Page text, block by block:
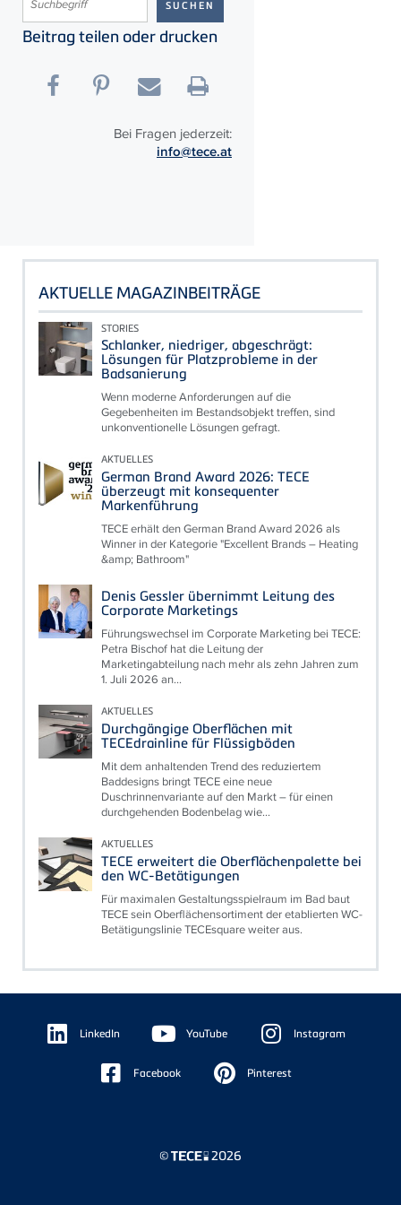
Beitrag teilen oder drucken
Bei Fragen jederzeit:
info@tece.at
AKTUELLE MAGAZINBEITRÄGE
STORIES
Schlanker, niedriger, abgeschrägt:
Lösungen für Platzprobleme in der
Badsanierung
Wenn moderne Anforderungen auf die
Gegebenheiten im Bestandsobjekt treffen, sind
unkonventionelle Lösungen gefragt.
AKTUELLES
German Brand Award 2026: TECE
überzeugt mit konsequenter
Markenführung
TECE erhält den German Brand Award 2026 als
Winner in der Kategorie "Excellent Brands – Heating
&amp; Bathroom"
Denis Gessler übernimmt Leitung des
Corporate Marketings
Führungswechsel im Corporate Marketing bei TECE:
Petra Bischof hat die Leitung der
Marketingabteilung nach mehr als zehn Jahren zum
1. Juli 2026 an...
AKTUELLES
Durchgängige Oberflächen mit
TECEdrainline für Flüssigböden
Mit dem anhaltenden Trend des reduziertem
Baddesigns bringt TECE eine neue
Duschrinnenvariante auf den Markt – für einen
durchgehenden Bodenbelag wie...
AKTUELLES
TECE erweitert die Oberflächenpalette bei
den WC-Betätigungen
Für maximalen Gestaltungsspielraum im Bad baut
TECE sein Oberflächensortiment der etablierten WC-
Betätigungslinie TECEsquare weiter aus.
Floating
Sidebar LinkedIn YouTube Instagram
Facebook Pinterest
© 2026